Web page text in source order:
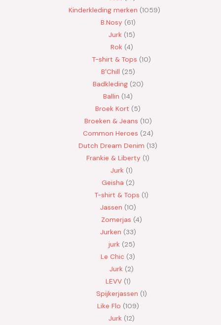
Kinderkleding merken 1059
B.Nosy 61
Jurk 15
Rok 4
T-shirt & Tops 10
B'Chill 25
Badkleding 20
Ballin 14
Broek Kort 5
Broeken & Jeans 10
Common Heroes 24
Dutch Dream Denim 13
Frankie & Liberty 1
Jurk 1
Geisha 2
T-shirt & Tops 1
Jassen 10
Zomerjas 4
Jurken 33
jurk 25
Le Chic 3
Jurk 2
LEVV 1
Spijkerjassen 1
Like Flo 109
Jurk 12